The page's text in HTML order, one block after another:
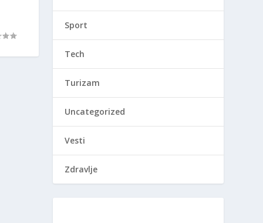
Sport
Tech
Turizam
Uncategorized
Vesti
Zdravlje